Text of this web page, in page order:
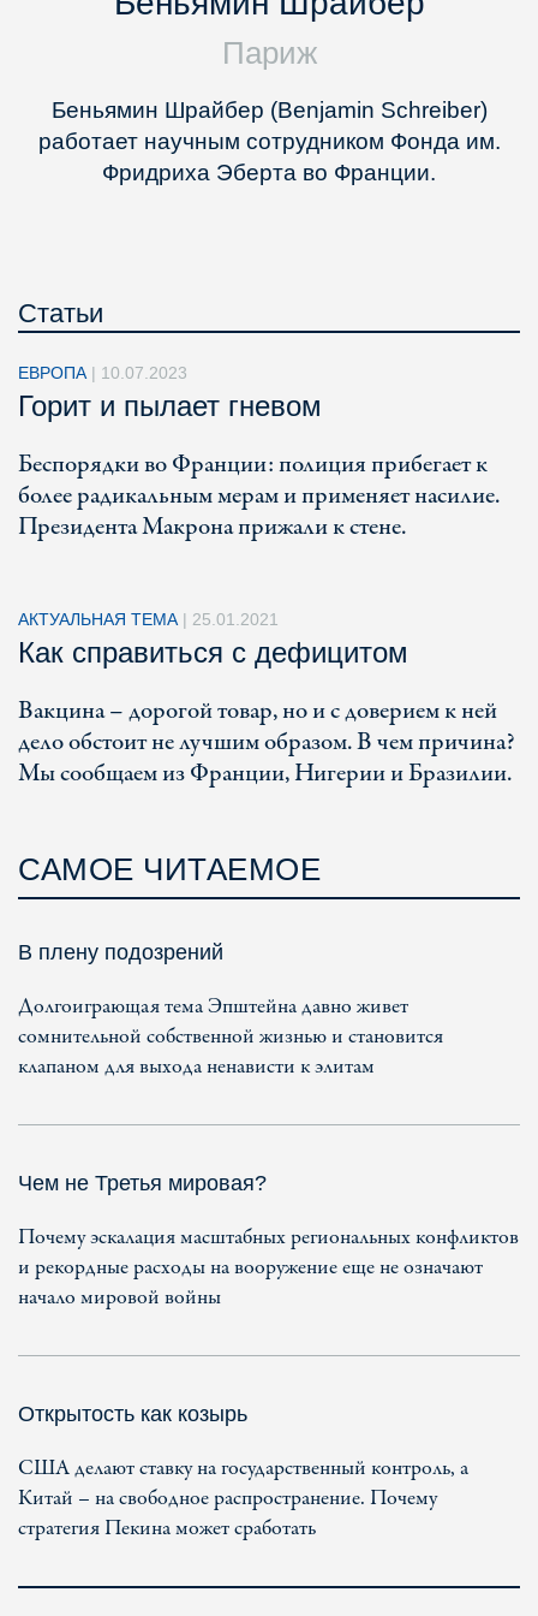
Париж
Беньямин Шрайбер (Benjamin Schreiber)
работает научным сотрудником Фонда им.
Фридриха Эберта во Франции.
Статьи
ЕВРОПА | 10.07.2023
Горит и пылает гневом
Беспорядки во Франции: полиция прибегает к
более радикальным мерам и применяет насилие.
Президента Макрона прижали к стене.
АКТУАЛЬНАЯ ТЕМА | 25.01.2021
Как справиться с дефицитом
Вакцина – дорогой товар, но и с доверием к ней
дело обстоит не лучшим образом. В чем причина?
Мы сообщаем из Франции, Нигерии и Бразилии.
САМОЕ ЧИТАЕМОЕ
В плену подозрений
Долгоиграющая тема Эпштейна давно живет
сомнительной собственной жизнью и становится
клапаном для выхода ненависти к элитам
Чем не Третья мировая?
Почему эскалация масштабных региональных конфликтов
и рекордные расходы на вооружение еще не означают
начало мировой войны
Открытость как козырь
США делают ставку на государственный контроль, а
Китай – на свободное распространение. Почему
стратегия Пекина может сработать